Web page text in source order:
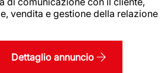
vendita e gestione della relazione
Dettaglio annuncio